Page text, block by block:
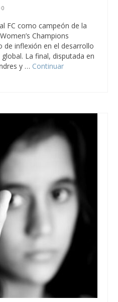
0
FC como campeón de la
Champions
de inflexión en el desarrollo
La final, disputada en
y … Continuar